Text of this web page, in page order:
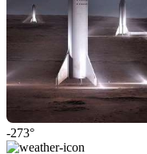
-273°